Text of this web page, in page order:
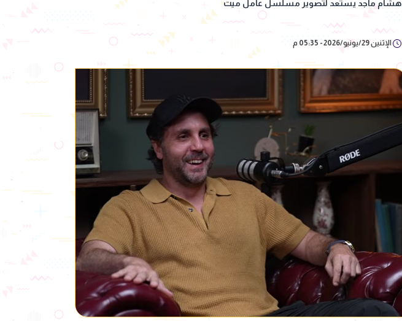
هشام ماجد يستعد لتصوير مسلسل عامل ميت
الإثنين 29/يونيو/2026 - 05:35 م